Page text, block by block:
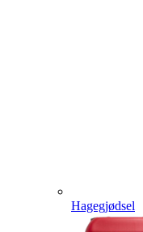
Hagegjødsel